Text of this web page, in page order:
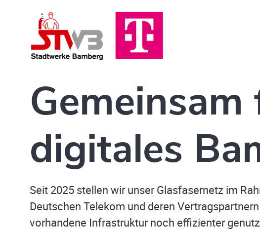
Gemeinsam
digitales
Seit 2025 stellen wir unser Glasfasernetz im
Deutschen Telekom und deren
vorhandene Infrastruktur noch effizienter